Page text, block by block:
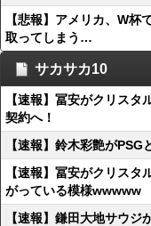
【悲報】アメリカ、W
取ってしまう…
サカサカ10
【速報】冨安がクリス
契約へ！
【速報】鈴木彩艶が
【速報】冨安がクリス
がっている模様wwwww
【速報】鎌田大地サウ